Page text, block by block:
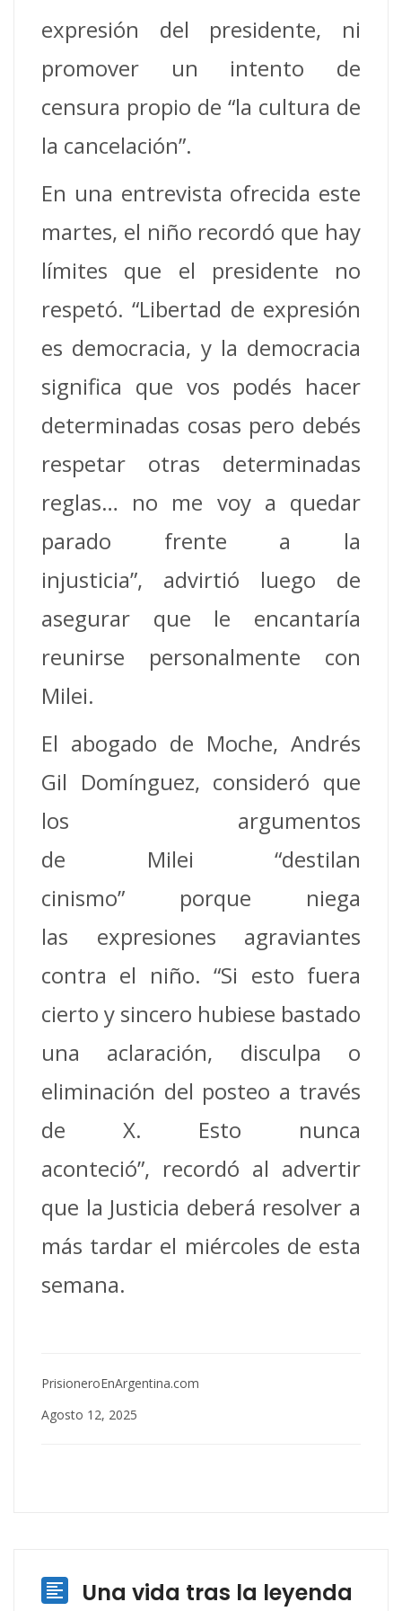
expresión del presidente, ni
promover un intento de
censura propio de “la cultura de
la cancelación”.
En una entrevista ofrecida este
martes, el niño recordó que hay
límites que el presidente no
respetó. “Libertad de expresión
es democracia, y la democracia
significa que vos podés hacer
determinadas cosas pero debés
respetar otras determinadas
reglas… no me voy a quedar
parado frente a la
injusticia”, advirtió luego de
asegurar que le encantaría
reunirse personalmente con
Milei.
El abogado de Moche, Andrés
Gil Domínguez, consideró que
los argumentos
de Milei “destilan
cinismo” porque niega
las expresiones agraviantes
contra el niño. “Si esto fuera
cierto y sincero hubiese bastado
una aclaración, disculpa o
eliminación del posteo a través
de X. Esto nunca
aconteció”, recordó al advertir
que la Justicia deberá resolver a
más tardar el miércoles de esta
semana.
PrisioneroEnArgentina.com
Agosto 12, 2025
 Una vida tras la leyenda